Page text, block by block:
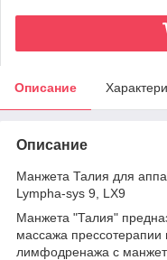
Описание
Описание
Манжета Талия для
Lympha-sys 9, LX9
Манжета "Талия"
массажа
лимфодренажа с